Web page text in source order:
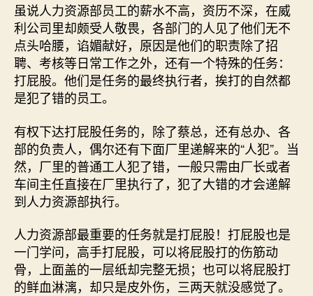
虽说人力资源部员工的薪水不高，资历不深，在威
利公司里却颇受人敬畏，各部门的人见了他们无不
点头哈腰，谄媚献好，原因是他们的职责除了招
聘、考核等日常工作之外，还有一个特殊的任务：
打屁股。他们是任务的最终执行者，挨打的自然都
是犯了错的员工。
有权下达打屁股任务的，除了蔡总，还有总办、各
部的负责人，偶尔还有下面厂里递解来的“人犯”。当
然，厂里的普通工人犯了错，一般只需由厂长或者
车间主任直接在厂里执行了，犯了大错的才会递解
到人力资源部执行。
人力资源部最重要的任务就是打屁股！打屁股也是
一门学问，高手打屁股，可以将屁股打的伤筋动
骨，上面盖的一层纸却完整无损；也可以将屁股打
的鲜血淋漓，却只是皮外伤，三两天就没感觉了。